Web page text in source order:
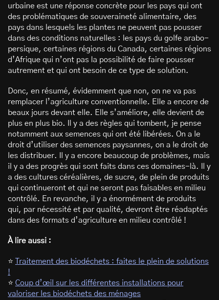
urbaine est une réponse concrète pour les pays qui ont
des problématiques de souveraineté alimentaire, des
pays dans lesquels les plantes ne peuvent pas pousser
dans des conditions naturelles : les pays du golfe arabo-
persique, certaines régions du Canada, certaines régions
d’Afrique qui n’ont pas la possibilité de faire pousser
autrement et qui ont besoin de ce type de solution.
Donc, en résumé, évidemment que non, on ne va pas
remplacer l’agriculture conventionnelle. Elle a encore de
beaux jours devant elle. Elle s’améliore, elle devient de
plus en plus bio. Il y a des règles qui tombent, je pense
notamment aux semences qui ont été libérées. On a le
droit d’utiliser des semences paysannes, on a le droit de
les distribuer. Il y a encore beaucoup de problèmes, mais
il y a des progrès qui sont faits dans ces domaines-là. Il y
a des cultures céréalières, de sucre, de plein de produits
qui continueront et qui ne seront pas faisables en milieu
contrôlé. En revanche, il y a énormément de produits
qui, par nécessité et par qualité, devront être réadaptés
dans des formats d’agriculture en milieu contrôlé !
À lire aussi :
⭐
Traitement des biodéchets : faites le plein de solutions
!
⭐ Coup d’œil sur les différentes installations pour
valoriser les biodéchets des ménages